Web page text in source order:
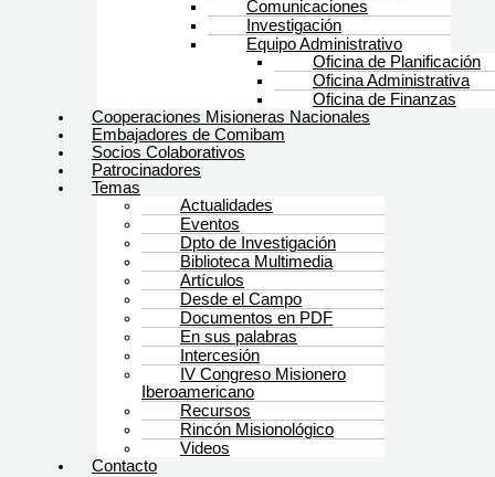
Comunicaciones
Investigación
Equipo Administrativo
Oficina de Planificación
Oficina Administrativa
Oficina de Finanzas
Cooperaciones Misioneras Nacionales
Embajadores de Comibam
Socios Colaborativos
Patrocinadores
Temas
Actualidades
Eventos
Dpto de Investigación
Biblioteca Multimedia
Artículos
Desde el Campo
Documentos en PDF
En sus palabras
Intercesión
IV Congreso Misionero
Iberoamericano
Recursos
Rincón Misionológico
Videos
Contacto